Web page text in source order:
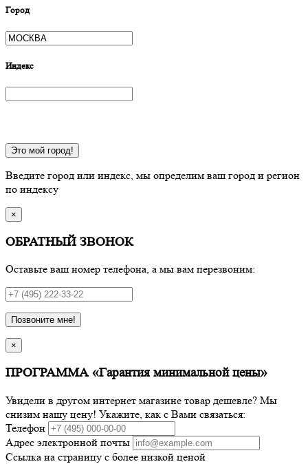
Город
Индекс
Это мой город!
Введите город или индекс, мы определим ваш город и регион
по индексу
×
ОБРАТНЫЙ ЗВОНОК
Оставьте ваш номер телефона, а мы вам перезвоним:
Позвоните мне!
×
ПРОГРАММА «Гарантия минимальной цены»
Увидели в другом интернет магазине товар дешевле? Мы
снизим нашу цену! Укажите, как с Вами связаться:
Телефон
Адрес электронной почты
Ссылка на страницу с более низкой ценой